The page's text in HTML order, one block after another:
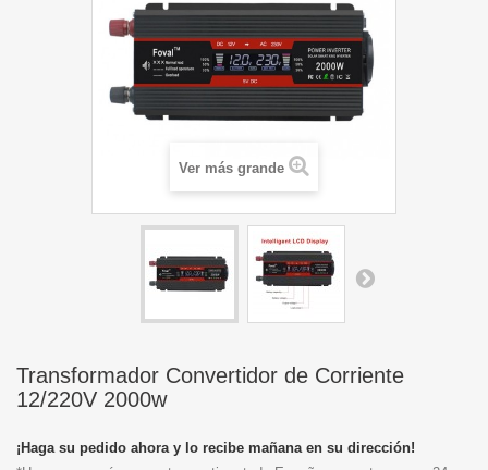
Ver más grande
Transformador Convertidor de Corriente
12/220V 2000w
¡Haga su pedido ahora y lo recibe mañana en su dirección!